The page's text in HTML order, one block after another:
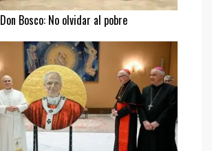
Bosco: No olvidar al pobre